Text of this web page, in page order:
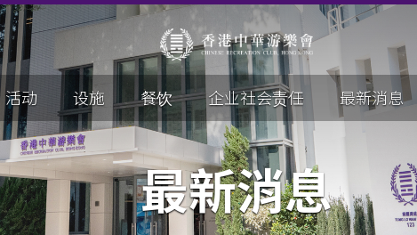
活动 设施 餐饮 企业社会责任 最新消息
最新消息